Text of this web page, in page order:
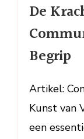
De
Begrip
Artikel:
Kunst van
een